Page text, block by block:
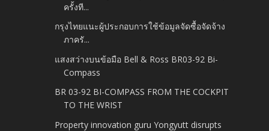
ครั้งที...
กรุงไทยแนะผู้ประกอบการใช้ข้อมูลจัดซื้อจัดจ้าง
ภาครั...
แสงสว่างบนข้อมือ Bell & Ross BR03-92 Bi-
Compass
BR 03-92 BI-COMPASS FROM THE COCKPIT
TO THE WRIST
Property innovation guru Yongyutt disrupts